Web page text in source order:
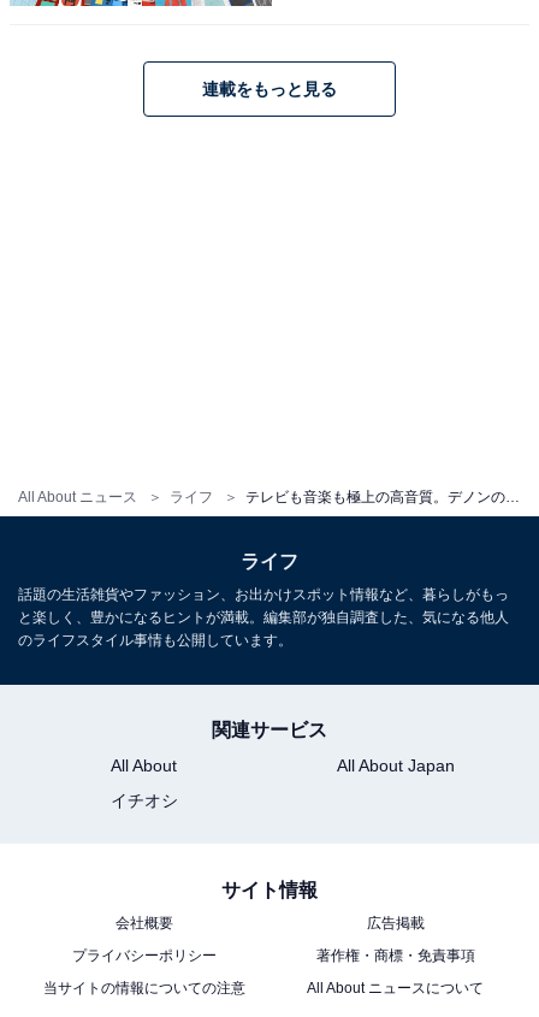
All About ニュース ライフ
レシーバー。気になる人はぜひチェックしてみてくださ
この記事の執筆者： All About ニュース お買
連載をもっと見る
ライフ
話題の生活雑貨やファッション、お出かけスポット情報など、暮らしがもっ
と楽しく、豊かになるヒントが満載。編集部が独自調査した、気になる他人
のライフスタイル事情も公開しています。
関連サービス
All About
All About Japan
イチオシ
サイト情報
会社概要
広告掲載
プライバシーポリシー
著作権・商標・免責事項
当サイトの情報についての注意
All About ニュースについて